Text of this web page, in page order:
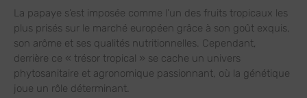
La papaye s’est imposée comme l’un des fruits tropicaux les
plus prisés sur le marché européen grâce à son goût exquis,
son arôme et ses qualités nutritionnelles. Cependant,
derrière ce « trésor tropical » se cache un univers
phytosanitaire et agronomique passionnant, où la génétique
joue un rôle déterminant.